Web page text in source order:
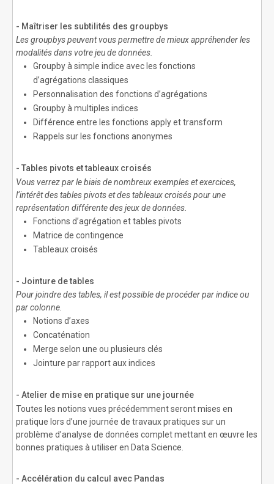
- Maîtriser les subtilités des groupbys
Les groupbys peuvent vous permettre de mieux appréhender les
modalités dans votre jeu de données.
Groupby à simple indice avec les fonctions
d’agrégations classiques
Personnalisation des fonctions d’agrégations
Groupby à multiples indices
Différence entre les fonctions apply et transform
Rappels sur les fonctions anonymes
- Tables pivots et tableaux croisés
Vous verrez par le biais de nombreux exemples et exercices,
l‘intérêt des tables pivots et des tableaux croisés pour une
représentation différente des jeux de données.
Fonctions d’agrégation et tables pivots
Matrice de contingence
Tableaux croisés
- Jointure de tables
Pour joindre des tables, il est possible de procéder par indice ou
par colonne.
Notions d’axes
Concaténation
Merge selon une ou plusieurs clés
Jointure par rapport aux indices
- Atelier de mise en pratique sur une journée
Toutes les notions vues précédemment seront mises en
pratique lors d’une journée de travaux pratiques sur un
problème d’analyse de données complet mettant en œuvre les
bonnes pratiques à utiliser en Data Science.
- Accélération du calcul avec Pandas